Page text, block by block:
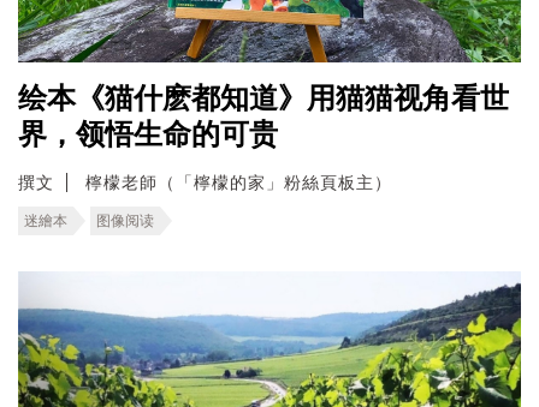
绘本《猫什麽都知道》用猫猫视角看世
界，领悟生命的可贵
撰文 檸檬老師（「檸檬的家」粉絲頁板主）
迷繪本 图像阅读